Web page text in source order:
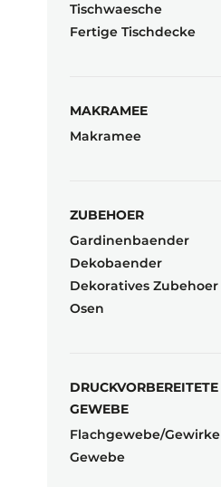
Tischwaesche
Fertige Tischdecke
MAKRAMEE
Makramee
ZUBEHOER
Gardinenbaender
Dekobaender
Dekoratives Zubehoer
Osen
DRUCKVORBEREITETE
GEWEBE
Flachgewebe/Gewirke
Gewebe